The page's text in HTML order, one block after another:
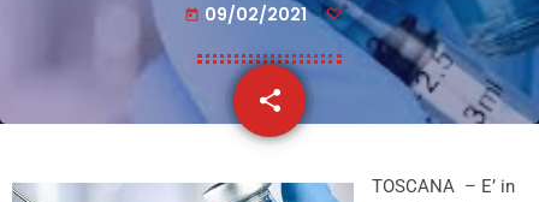
today 09/02/2021
share
email
TOSCANA – E’ in